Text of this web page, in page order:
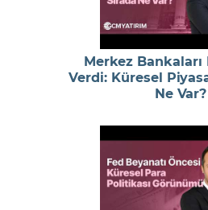
Merkez Bankaları
Verdi: Küresel
Ne Var?